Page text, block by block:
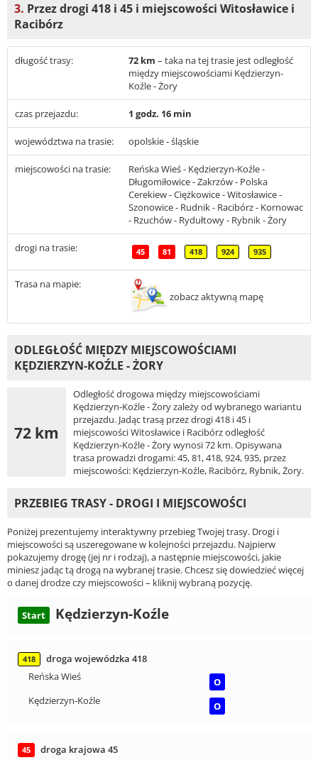
3. Przez drogi 418 i 45 i miejscowości Witosławice i
Racibórz
długość trasy: 72 km – taka na tej trasie jest odległość
między miejscowościami Kędzierzyn-
Koźle - Żory
czas przejazdu: 1 godz. 16 min
województwa na trasie: opolskie - śląskie
miejscowości na trasie:
Reńska Wieś - Kędzierzyn-Koźle -
Długomiłowice - Zakrzów - Polska
Cerekiew - Ciężkowice - Witosławice -
Szonowice - Rudnik - Racibórz - Kornowac
- Rzuchów - Rydułtowy - Rybnik - Żory
drogi na trasie: 45 81 418 924 935
Trasa na mapie:
zobacz aktywną mapę
ODLEGŁOŚĆ MIĘDZY MIEJSCOWOŚCIAMI
KĘDZIERZYN-KOŹLE - ŻORY
72 km
Odległość drogowa między miejscowościami
Kędzierzyn-Koźle - Żory zależy od wybranego wariantu
przejazdu. Jadąc trasą przez drogi 418 i 45 i
miejscowości Witosławice i Racibórz odległość
Kędzierzyn-Koźle - Żory wynosi 72 km. Opisywana
trasa prowadzi drogami: 45, 81, 418, 924, 935, przez
miejscowości: Kędzierzyn-Koźle, Racibórz, Rybnik, Żory.
PRZEBIEG TRASY - DROGI I MIEJSCOWOŚCI
Poniżej prezentujemy interaktywny przebieg Twojej trasy. Drogi i
miejscowości są uszeregowane w kolejności przejazdu. Najpierw
pokazujemy drogę (jej nr i rodzaj), a następnie miejscowości, jakie
miniesz jadąc tą drogą na wybranej trasie. Chcesz się dowiedzieć więcej
o danej drodze czy miejscowości – kliknij wybraną pozycję.
Start Kędzierzyn-Koźle
418
droga wojewódzka 418
Reńska Wieś
O
Kędzierzyn-Koźle
O
45
droga krajowa 45